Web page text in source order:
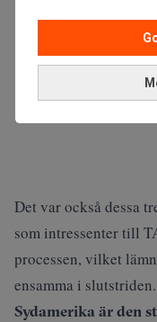
Det var också dessa
som intressenter till
processen, vilket
ensamma i slutstriden.
Sydamerika är den